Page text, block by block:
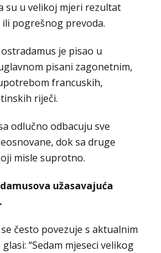
su u velikoj mjeri rezultat
pogrešnog prevoda.
je pisao u
pisani zagonetnim,
francuskih,
riječi.
odlučno odbacuju sve
dok sa druge
misle suprotno.
užasavajuća
često povezuje s aktualnim
“Sedam mjeseci velikog